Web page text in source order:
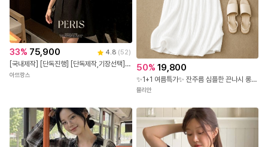
33% 75,900 4.8 (52)
[국내제작] [단독진행] [단독제작,기장선택] 2기장 페리스 하트넥 슬릿 반팔 원피스 하객룩원피스 상견례룩/데이트룩/소개팅룩/격식룩/하객룩 op15266
아뜨랑스
50% 19,800
✨1+1 여름특가✨ 잔주름 심플한 끈나시 롱 원피스
뮬리안